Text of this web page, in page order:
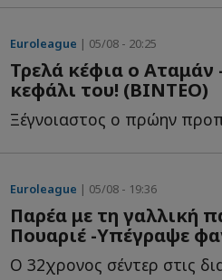
Euroleague | 05/08 - 20:25
Τρελά κέφια ο
κεφάλι του! (ΒΙΝΤΕΟ)
Euroleague | 05/08 - 19:36
Παρέα με τη γαλλική
Πουαριέ -Υπέγραψε